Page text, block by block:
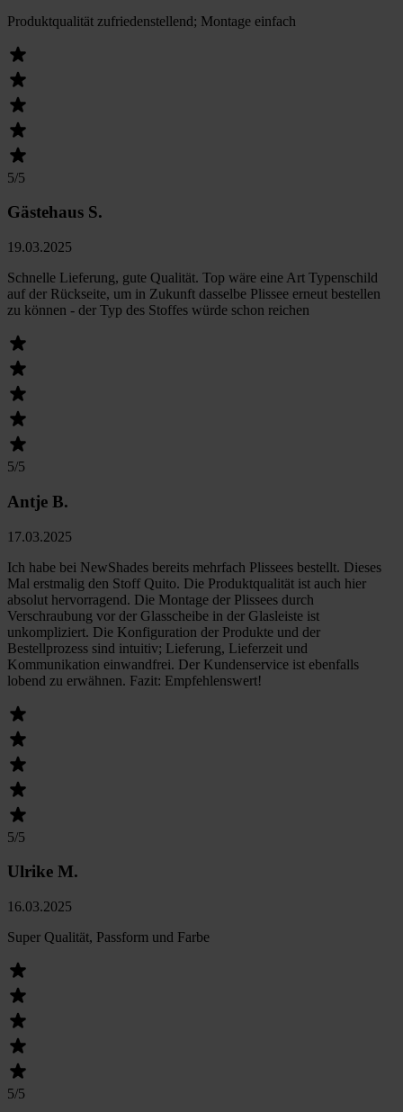
Produktqualität zufriedenstellend; Montage einfach
5/5
Gästehaus S.
19.03.2025
Schnelle Lieferung, gute Qualität. Top wäre eine Art Typenschild
auf der Rückseite, um in Zukunft dasselbe Plissee erneut bestellen
zu können - der Typ des Stoffes würde schon reichen
5/5
Antje B.
17.03.2025
Ich habe bei NewShades bereits mehrfach Plissees bestellt. Dieses
Mal erstmalig den Stoff Quito. Die Produktqualität ist auch hier
absolut hervorragend. Die Montage der Plissees durch
Verschraubung vor der Glasscheibe in der Glasleiste ist
unkompliziert. Die Konfiguration der Produkte und der
Bestellprozess sind intuitiv; Lieferung, Lieferzeit und
Kommunikation einwandfrei. Der Kundenservice ist ebenfalls
lobend zu erwähnen. Fazit: Empfehlenswert!
5/5
Ulrike M.
16.03.2025
Super Qualität, Passform und Farbe
5/5